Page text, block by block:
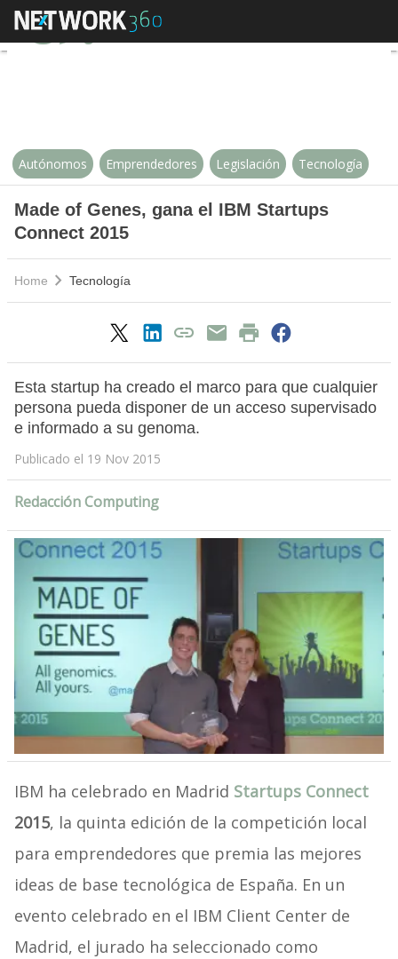
Made of Genes, gana el IBM
Autónomos Emprendedores Legislación Tecnología
Made of Genes, gana el IBM Startups
Connect 2015
Home Tecnología
Esta startup ha creado el marco para que cualquier
persona pueda disponer de un acceso supervisado
e informado a su genoma.
Publicado el 19 Nov 2015
Redacción Computing
IBM ha celebrado en Madrid Startups Connect
2015, la quinta edición de la competición local
para emprendedores que premia las mejores
ideas de base tecnológica de España. En un
evento celebrado en el IBM Client Center de
Madrid, el jurado ha seleccionado como